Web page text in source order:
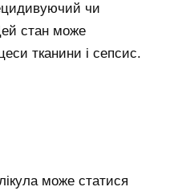
чи
стан може
тканини і сепсис.
може статися